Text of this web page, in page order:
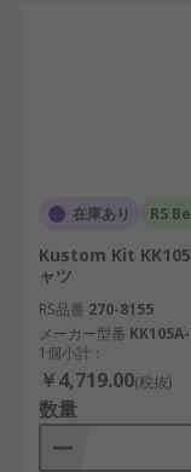
在庫あり RS
Kustom Kit KK105
ャツ
RS品番 270-8155
メーカー型番
1個小計：
￥4,719.00(税抜)
数量